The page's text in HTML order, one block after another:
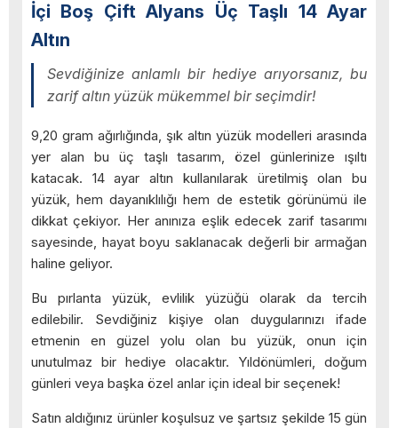
İçi Boş Çift Alyans Üç Taşlı 14 Ayar
Altın
Sevdiğinize anlamlı bir hediye arıyorsanız, bu
zarif altın yüzük mükemmel bir seçimdir!
9,20 gram ağırlığında, şık altın yüzük modelleri arasında
yer alan bu üç taşlı tasarım, özel günlerinize ışıltı
katacak. 14 ayar altın kullanılarak üretilmiş olan bu
yüzük, hem dayanıklılığı hem de estetik görünümü ile
dikkat çekiyor. Her anınıza eşlik edecek zarif tasarımı
sayesinde, hayat boyu saklanacak değerli bir armağan
haline geliyor.
Bu pırlanta yüzük, evlilik yüzüğü olarak da tercih
edilebilir. Sevdiğiniz kişiye olan duygularınızı ifade
etmenin en güzel yolu olan bu yüzük, onun için
unutulmaz bir hediye olacaktır. Yıldönümleri, doğum
günleri veya başka özel anlar için ideal bir seçenek!
Satın aldığınız ürünler koşulsuz ve şartsız şekilde 15 gün